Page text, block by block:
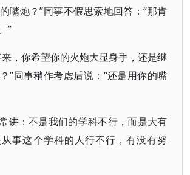
嘴炮？”同事不假思索地回答：“那肯
”
来，你希望你的火炮大显身手，还是继
”同事稍作考虑后说：“还是用你的嘴
讲：不是我们的学科不行，而是大有
事这个学科的人行不行，有没有努